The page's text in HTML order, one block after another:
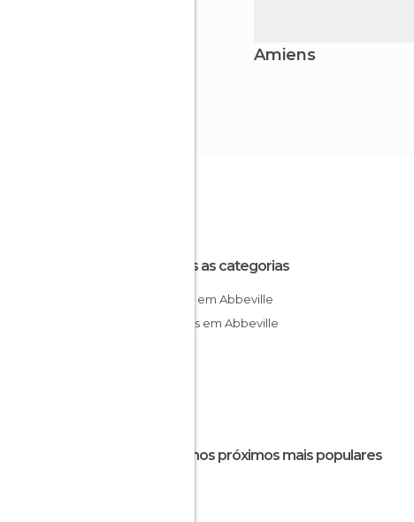
Amiens
Todas as categorias
Igrejas em Abbeville
Museus em Abbeville
Destinos próximos mais populares